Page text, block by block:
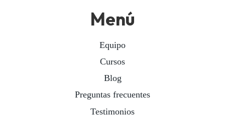
Menú
Equipo
Cursos
Blog
Preguntas frecuentes
Testimonios